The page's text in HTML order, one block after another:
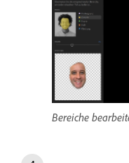
Bereiche